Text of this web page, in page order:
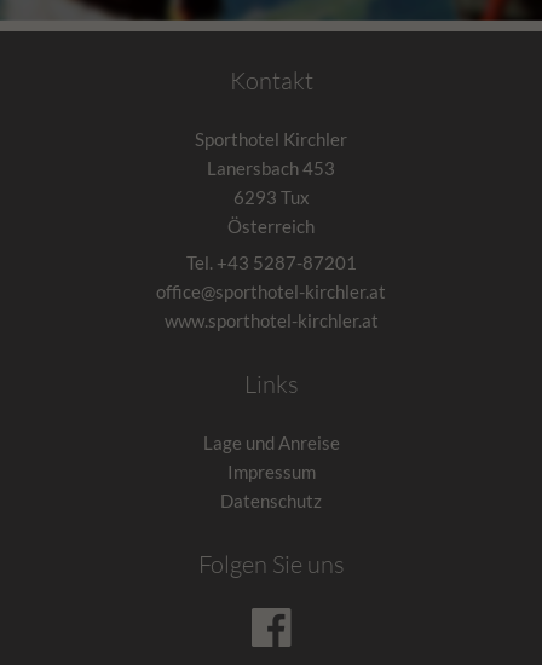
Kontakt
Sporthotel Kirchler
Lanersbach 453
6293 Tux
Österreich
Tel. +43 5287-87201
office@sporthotel-kirchler.at
www.sporthotel-kirchler.at
Links
Lage und Anreise
Impressum
Datenschutz
Folgen Sie uns